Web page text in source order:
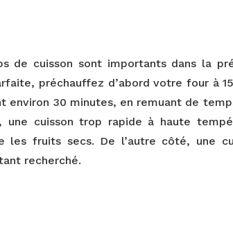
de cuisson sont importants dans la
préchauffez d’abord votre four à
environ 30 minutes, en remuant de
une cuisson trop rapide à haute
les fruits secs. De l’autre côté, une
recherché.